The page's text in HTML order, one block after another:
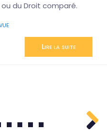
du Droit comparé.
Lire la suite
6 7 8 9